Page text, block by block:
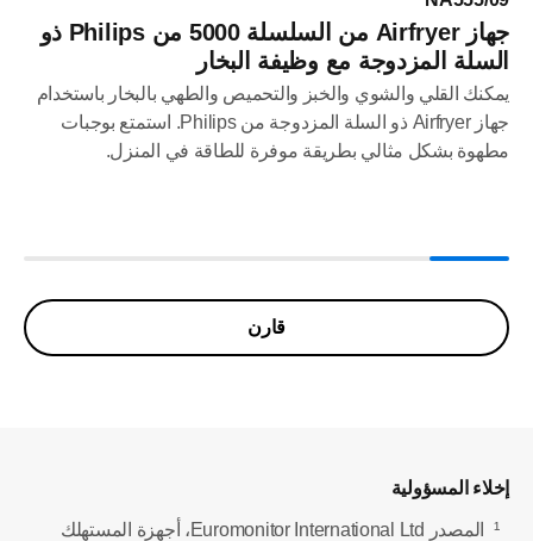
جهاز Airfryer من السلسلة 5000 من Philips ذو
السلة المزدوجة مع وظيفة البخار
يمكنك القلي والشوي والخبز والتحميص والطهي بالبخار باستخدام
جهاز Airfryer ذو السلة المزدوجة من Philips. استمتع بوجبات
مطهوة بشكل مثالي بطريقة موفرة للطاقة في المنزل.
قارن
إخلاء المسؤولية
المصدر Euromonitor International Ltd، أجهزة المستهلك